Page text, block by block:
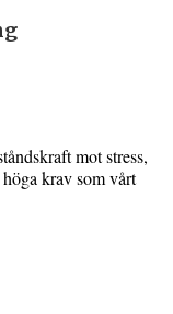
mot stress,
krav som vårt